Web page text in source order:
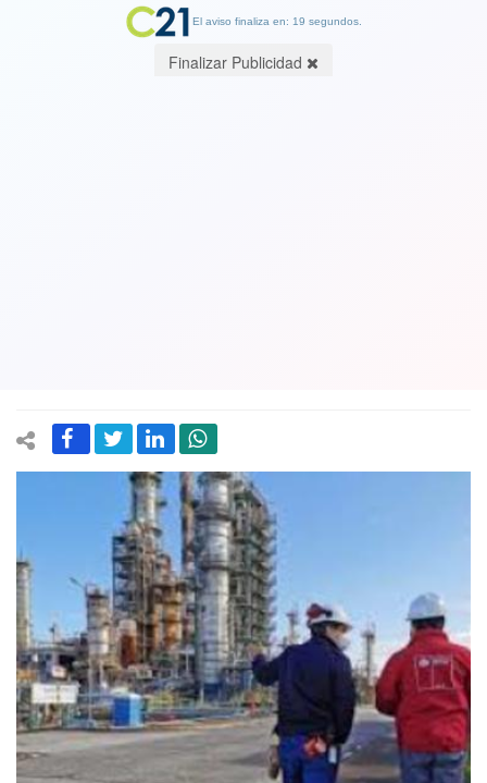
El aviso finaliza en: 19 segundos.
Finalizar Publicidad